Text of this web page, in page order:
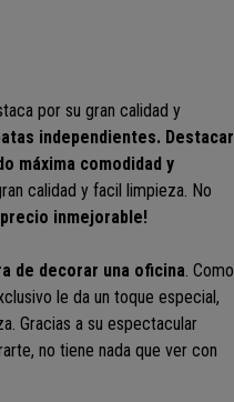
por su gran calidad y
independientes. Destacar
máxima comodidad y
calidad y facil limpieza. No
inmejorable!
de decorar una oficina. Como
le da un toque especial,
Gracias a su espectacular
no tiene nada que ver con